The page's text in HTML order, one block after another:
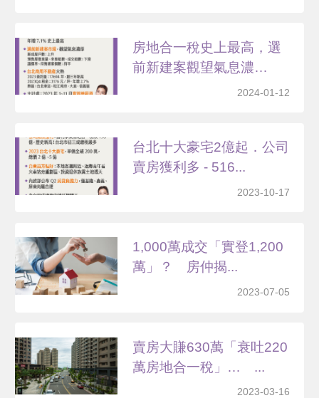
房地合一稅史上最高，選
前新建案觀望氣息濃
2024-01-12
台北十大豪宅2億起．公司
賣房獲利多 - 516...
2023-10-17
1,000萬成交「實登1,200
萬」？ 房仲揭...
2023-07-05
賣房大賺630萬「衰吐220
萬房地合一稅」… ...
2023-03-16